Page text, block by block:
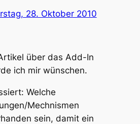
28. Oktober 2010
über das Add-In
ich mir wünschen.
Welche
Mechnismen
sein, damit ein